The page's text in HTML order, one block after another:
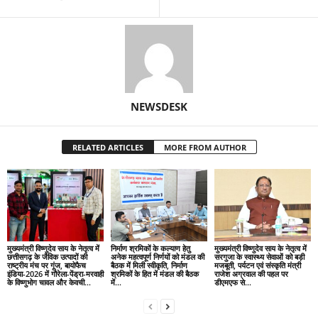
NEWSDESK
RELATED ARTICLES MORE FROM AUTHOR
मुख्यमंत्री विष्णुदेव साय के नेतृत्व में
छत्तीसगढ़ के जैविक उत्पादों की
राष्ट्रीय मंच पर गूंज, बायोफैच
इंडिया-2026 में गौरेला-पेंड्रा-मरवाही
के विष्णुभोग चावल और केवची...
निर्माण श्रमिकों के कल्याण हेतु
अनेक महत्वपूर्ण निर्णयों को मंडल की
बैठक में मिली स्वीकृति, निर्माण
श्रमिकों के हित में मंडल की बैठक
में...
मुख्यमंत्री विष्णुदेव साय के नेतृत्व में
सरगुजा के स्वास्थ्य सेवाओं को बड़ी
मजबूती, पर्यटन एवं संस्कृति मंत्री
राजेश अग्रवाल की पहल पर
डीएमएफ से...